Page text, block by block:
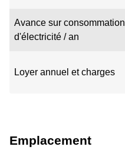
Avance sur consommation
d'électricité / an
Loyer annuel et charges
Emplacement